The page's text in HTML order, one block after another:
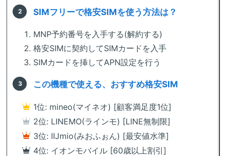
SIMフリーで格安SIMを使う方法は？
MNP予約番号を入手する(解約する)
格安SIMに契約してSIMカードを入手
SIMカードを挿してAPN設定を行う
この機種で使える、おすすめ格安SIM
1位: mineo(マイネオ) [顧客満足度1位]
2位: LINEMO(ラインモ) [LINE無制限]
3位: IIJmio(みおふぉん) [最安値水準]
4位: イオンモバイル [60歳以上割引]